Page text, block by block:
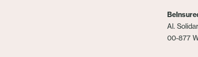
Al.
00-877